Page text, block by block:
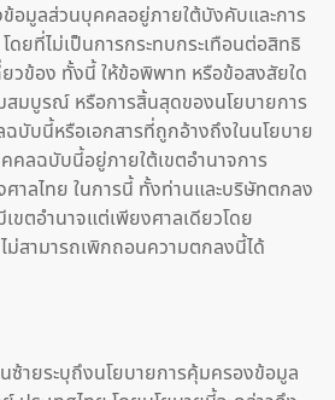
อมูลส่วนบุคคลอยู่ภายใต้บังคับและการ
ยที่ไม่เป็นการกระทบกระเทือนต่อสิทธิ
วข้อง ทั้งนี้ ให้ข้อพิพาท หรือข้อสงสัยใด
สมบูรณ์ หรือการสิ้นสุดของนโยบายการ
บับนี้หรือเอกสารที่ถูกอ้างถึงในนโยบาย
ลฉบับนี้อยู่ภายใต้เขตอำนาจการ
ลไทย ในการนี้ ทั้งท่านและบริษัทตกลง
ขตอำนาจแต่เพียงศาลเดียวโดย
ม่สามารถเพิกถอนความตกลงนี้ได้
ซ้ายระบุถึงนโยบายการคุ้มครองข้อมูล